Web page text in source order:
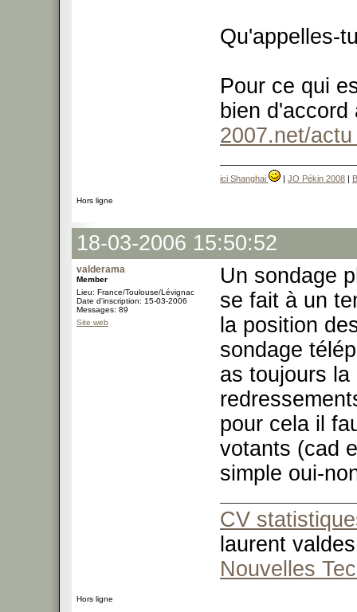
Qu'appelles-
Pour ce qui
bien
2007.net/
ici Shanghai | JO Pékin 2008 |
Hors ligne
18-03-2006 15:50:52
valderama
Member
Lieu: France/Toulouse/Lévignac
Date d'inscription: 15-03-2006
Messages: 89
Site web
Un sondage
se fait à un
la position
sondage
as toujours
pour cela il
votants (cad
simple oui-
CV
laurent
Nouvelles
Hors ligne